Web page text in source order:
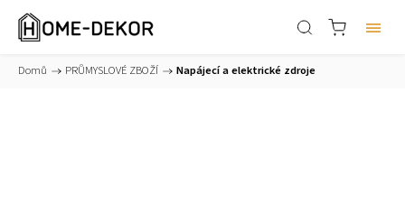
Domů / PRŮMYSLOVÉ ZBOŽÍ / Napájecí a elektrické zdroje